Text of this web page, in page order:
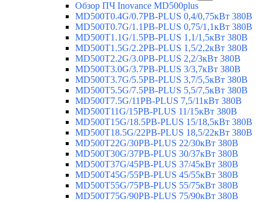
Обзор ПЧ Inovance MD500plus
MD500T0.4G/0.7PB-PLUS 0,4/0,75кВт 380В
MD500T0.7G/1.1PB-PLUS 0,75/1,1кВт 380В
MD500T1.1G/1.5PB-PLUS 1,1/1,5кВт 380В
MD500T1.5G/2.2PB-PLUS 1,5/2,2кВт 380В
MD500T2.2G/3.0PB-PLUS 2,2/3кВт 380В
MD500T3.0G/3.7PB-PLUS 3/3,7кВт 380В
MD500T3.7G/5.5PB-PLUS 3,7/5,5кВт 380В
MD500T5.5G/7.5PB-PLUS 5,5/7,5кВт 380В
MD500T7.5G/11PB-PLUS 7,5/11кВт 380В
MD500T11G/15PB-PLUS 11/15кВт 380В
MD500T15G/18.5PB-PLUS 15/18,5кВт 380В
MD500T18.5G/22PB-PLUS 18,5/22кВт 380В
MD500T22G/30PB-PLUS 22/30кВт 380В
MD500T30G/37PB-PLUS 30/37кВт 380В
MD500T37G/45PB-PLUS 37/45кВт 380В
MD500T45G/55PB-PLUS 45/55кВт 380В
MD500T55G/75PB-PLUS 55/75кВт 380В
MD500T75G/90PB-PLUS 75/90кВт 380В